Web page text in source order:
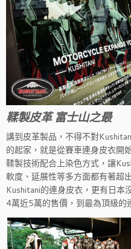
鞣製皮革 富士山之最
講到皮革製品，不得不對
的起家，就是從賽車連身皮衣開
鞣製技術配合上染色方式，讓
軟度、延展性等多方面都有著超
Kushitani的連身皮衣，更有日本
4萬近5萬的售價，到最為頂級的